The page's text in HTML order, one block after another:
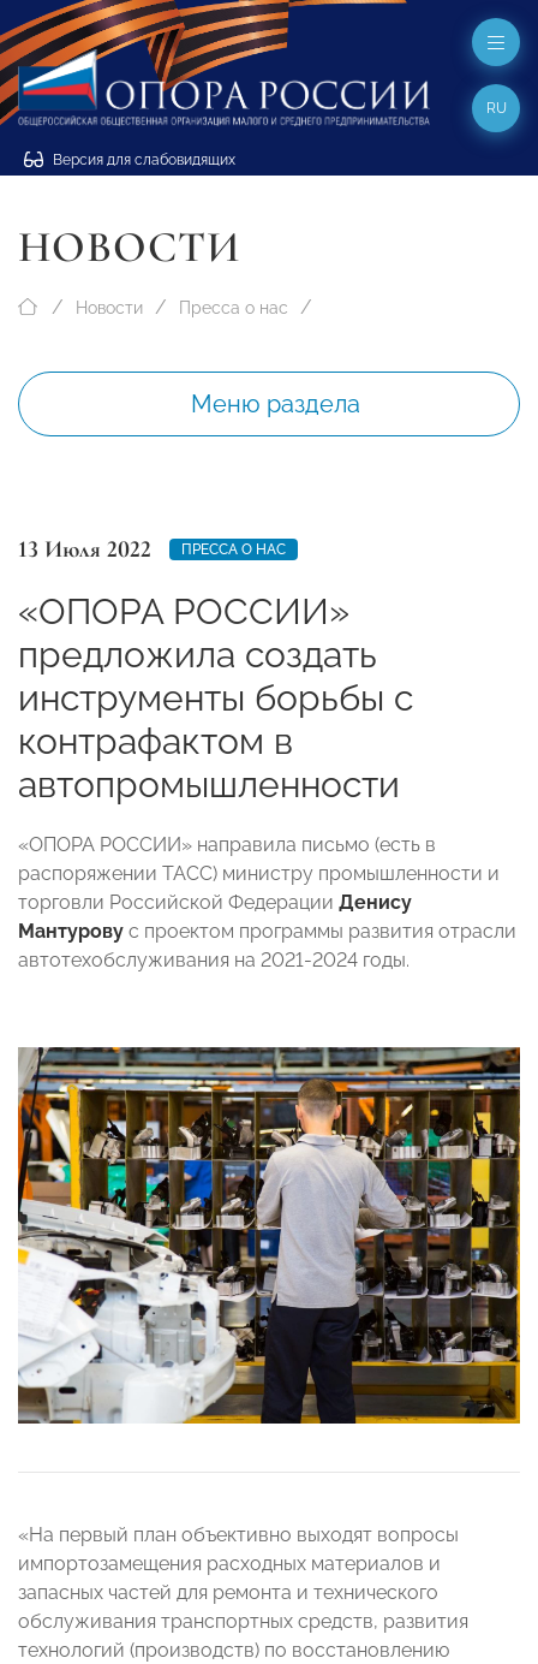
Версия для слабовидящих
RU
НОВОСТИ
Новости Пресса о нас
Меню раздела
13 Июля 2022 ПРЕССА О НАС
«ОПОРА РОССИИ»
предложила создать
инструменты борьбы с
контрафактом в
автопромышленности
«ОПОРА РОССИИ» направила письмо (есть в
распоряжении ТАСС) министру промышленности и
торговли Российской Федерации Денису
Мантурову с проектом программы развития отрасли
автотехобслуживания на 2021-2024 годы.
«На первый план объективно выходят вопросы
импортозамещения расходных материалов и
запасных частей для ремонта и технического
обслуживания транспортных средств, развития
технологий (производств) по восстановлению